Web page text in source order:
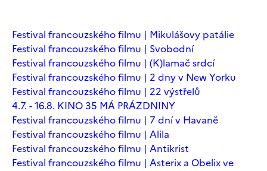
Festival francouzského filmu | Mikulášovy patálie
Festival francouzského filmu | Svobodní
Festival francouzského filmu | (K)lamač srdcí
Festival francouzského filmu | 2 dny v New Yorku
Festival francouzského filmu | 22 výstřelů
4.7. - 16.8. KINO 35 MÁ PRÁZDNINY
Festival francouzského filmu | 7 dní v Havaně
Festival francouzského filmu | Alila
Festival francouzského filmu | Antikrist
Festival francouzského filmu | Asterix a Obelix ve